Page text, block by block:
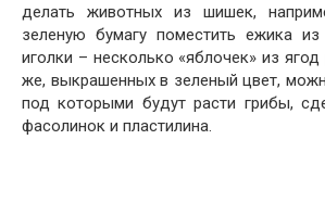
делать животных из шишек,
зеленую бумагу поместить ежика
иголки – несколько «яблочек» из
же, выкрашенных в зеленый цвет,
под которыми будут расти грибы,
фасолинок и пластилина.